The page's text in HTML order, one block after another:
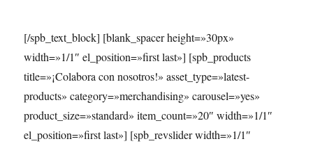
[/spb_text_block] [blank_spacer height=»30px»
width=»1/1″ el_position=»first last»] [spb_products
title=»¡Colabora con nosotros!» asset_type=»latest-
products» category=»merchandising» carousel=»yes»
product_size=»standard» item_count=»20″ width=»1/1″
el_position=»first last»] [spb_revslider width=»1/1″